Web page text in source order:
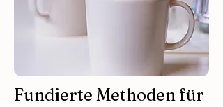
Fundierte Methoden für